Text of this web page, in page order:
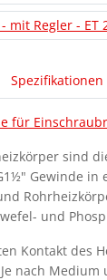
für
sind
Gewinde in
und
Kontakt des
nach